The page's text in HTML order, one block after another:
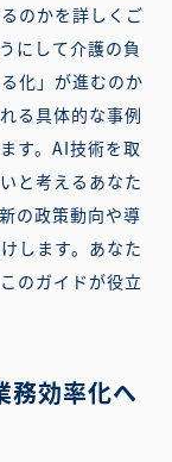
のかを詳しくご
にして介護の負
化」が進むのか
る具体的な事例
す。AI技術を取
と考えるあなた
の政策動向や導
します。あなた
のガイドが役立
効率化へ